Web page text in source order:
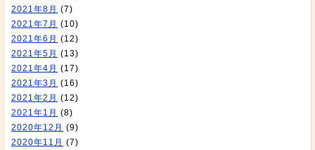
2021年8月 (7)
2021年7月 (10)
2021年6月 (12)
2021年5月 (13)
2021年4月 (17)
2021年3月 (16)
2021年2月 (12)
2021年1月 (8)
2020年12月 (9)
2020年11月 (7)